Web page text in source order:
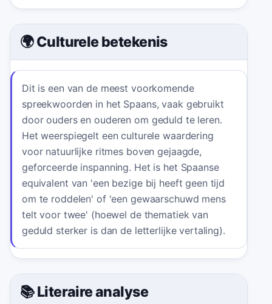
🌍 Culturele betekenis
Dit is een van de meest voorkomende
spreekwoorden in het Spaans, vaak gebruikt
door ouders en ouderen om geduld te leren.
Het weerspiegelt een culturele waardering
voor natuurlijke ritmes boven gejaagde,
geforceerde inspanning. Het is het Spaanse
equivalent van 'een bezige bij heeft geen tijd
om te roddelen' of 'een gewaarschuwd mens
telt voor twee' (hoewel de thematiek van
geduld sterker is dan de letterlijke vertaling).
📚 Literaire analyse